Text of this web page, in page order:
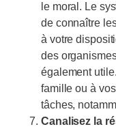
le moral. Le
de connaître
à votre
des
également
famille ou à
tâches,
Canalisez la